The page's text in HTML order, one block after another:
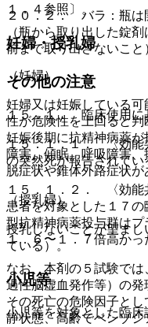
２０．２． バラ：瓶は
（瓶から取り出した錠
前まで取り出さないこと
その他の注意
１５．１． 臨床使用に
１５．１．１． 〈効能
の突然死が報告されてい
１５．１．２． 〈効能
患者を対象とした１７
型抗精神病薬投与群は
１．６〜１．７倍高かっ
なお、本剤の５試験で
過性脳虚血発作等）の発
その死亡の危険因子と
静状態、高齢でベンゾ
１．４参照〕。
妊婦・授乳婦
（妊婦）
妊婦又は妊娠している
性が危険性を上回ると判
妊娠後期に抗精神病薬
障害、傾眠、呼吸障害
脱症状や錐体外路症状が
（授乳婦）
授乳しないことが望ま
ている）。
小児等
小児等を対象とした臨床